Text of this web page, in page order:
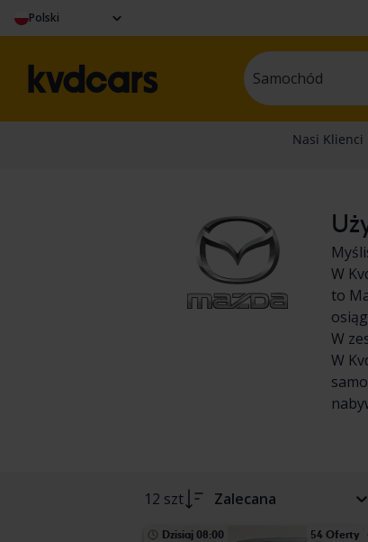
Polski
Samochód
W
to
W
W
12 szt Zalecana
Dzisiaj 08:00 54 Oferty